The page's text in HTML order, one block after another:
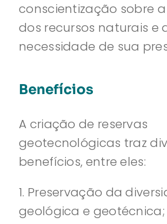
conscientização sobre
dos recursos naturais e
necessidade de sua
Benefícios
A criação de reservas
geotecnológicas traz
benefícios, entre eles:
1. Preservação da
geológica e geotécnica;